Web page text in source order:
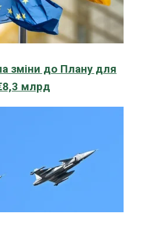
зміни до Плану для
млрд